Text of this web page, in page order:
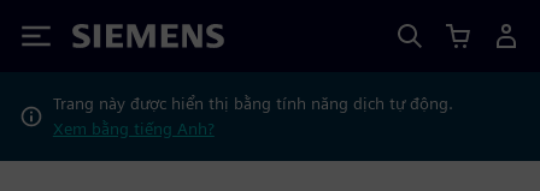
Siemens
Trang này được hiển thị bằng tính năng dịch tự động.
Xem bằng tiếng Anh?